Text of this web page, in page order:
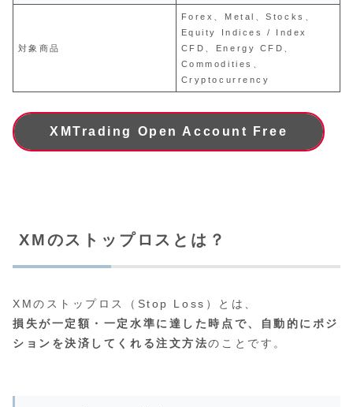
対象商品
Forex、Metal、Stocks、
Equity Indices / Index
CFD、Energy CFD、
Commodities、
Cryptocurrency
XMTrading Open Account Free
XMのストップロスとは？
XMのストップロス（Stop Loss）とは、
損失が一定額・一定水準に達した時点で、自動的にポジ
ションを決済してくれる注文方法のことです。